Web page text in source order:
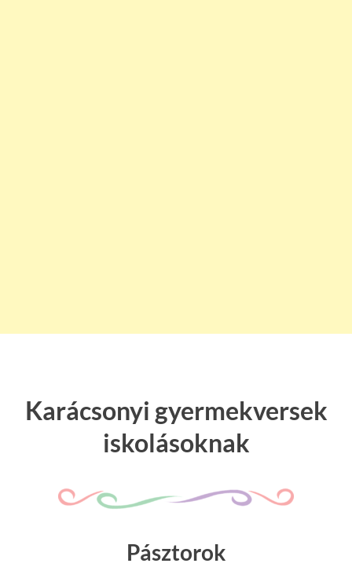
Karácsonyi gyermekversek
iskolásoknak
Pásztorok